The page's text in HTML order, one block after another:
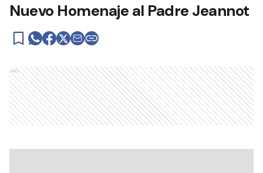
Nuevo Homenaje al Padre Jeannot
Ads